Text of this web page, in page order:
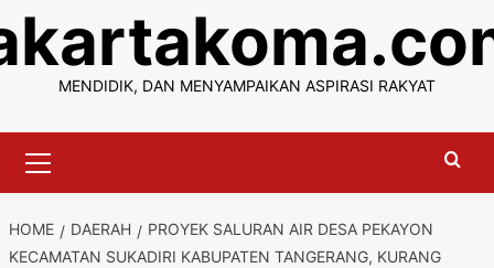
content
MENDIDIK, DAN MENYAMPAIKAN ASPIRASI RAKYAT
Menu
HOME DAERAH
PROYEK SALURAN AIR DESA PEKAYON
KECAMATAN SUKADIRI KABUPATEN TANGERANG, KURANG